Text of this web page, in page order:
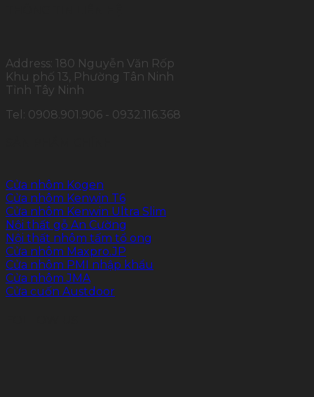
Address: 180 Nguyễn Văn Rốp
Khu phố 13, Phường Tân Ninh
Tỉnh Tây Ninh
Tel: 0908.901.906 - 0932.116.368
Cửa nhôm Kogen
Cửa nhôm Kenwin T6
Cửa nhôm Kenwin Ultra Slim
Nội thất gỗ An Cường
Nội thất nhôm tấm tổ ong
Cửa nhôm Maxpro.JP
Cửa nhôm PMI nhập khẩu
Cửa nhôm JMA
Cửa cuốn Austdoor